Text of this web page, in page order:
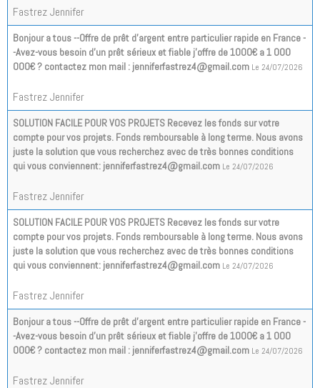
Fastrez Jennifer
Bonjour a tous --Offre de prêt d'argent entre particulier rapide en France -
-Avez-vous besoin d'un prêt sérieux et fiable j'offre de 1000€ a 1 000
000€ ? contactez mon mail : jenniferfastrez4@gmail.com Le 24/07/2026
Fastrez Jennifer
SOLUTION FACILE POUR VOS PROJETS Recevez les fonds sur votre
compte pour vos projets. Fonds remboursable à long terme. Nous avons
juste la solution que vous recherchez avec de très bonnes conditions
qui vous conviennent: jenniferfastrez4@gmail.com Le 24/07/2026
Fastrez Jennifer
SOLUTION FACILE POUR VOS PROJETS Recevez les fonds sur votre
compte pour vos projets. Fonds remboursable à long terme. Nous avons
juste la solution que vous recherchez avec de très bonnes conditions
qui vous conviennent: jenniferfastrez4@gmail.com Le 24/07/2026
Fastrez Jennifer
Bonjour a tous --Offre de prêt d'argent entre particulier rapide en France -
-Avez-vous besoin d'un prêt sérieux et fiable j'offre de 1000€ a 1 000
000€ ? contactez mon mail : jenniferfastrez4@gmail.com Le 24/07/2026
Fastrez Jennifer